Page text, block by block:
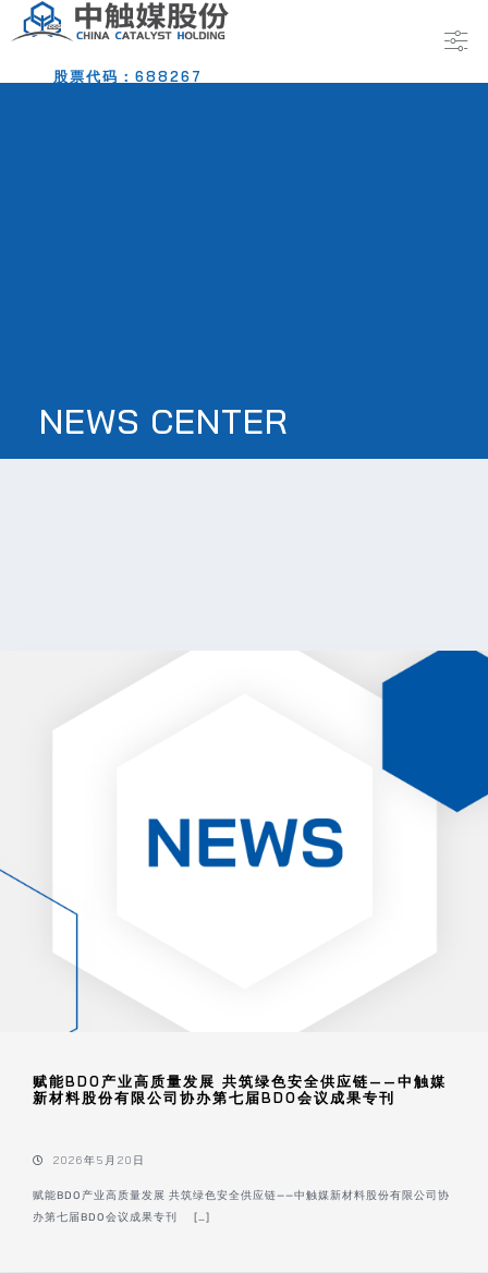
股票代码：688267
NEWS CENTER
赋能BDO产业高质量发展 共筑绿色安全供应链——中触媒
新材料股份有限公司协办第七届BDO会议成果专刊
2026年5月20日
赋能BDO产业高质量发展 共筑绿色安全供应链——中触媒新材料股份有限公司协
办第七届BDO会议成果专刊 […]